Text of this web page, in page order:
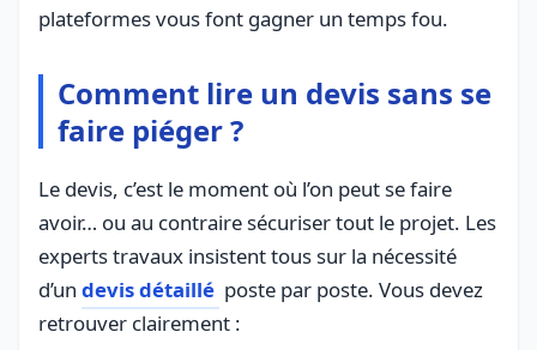
plateformes vous font gagner un temps fou.
Comment lire un devis sans se
faire piéger ?
Le devis, c’est le moment où l’on peut se faire
avoir… ou au contraire sécuriser tout le projet. Les
experts travaux insistent tous sur la nécessité
d’un devis détaillé poste par poste. Vous devez
retrouver clairement :